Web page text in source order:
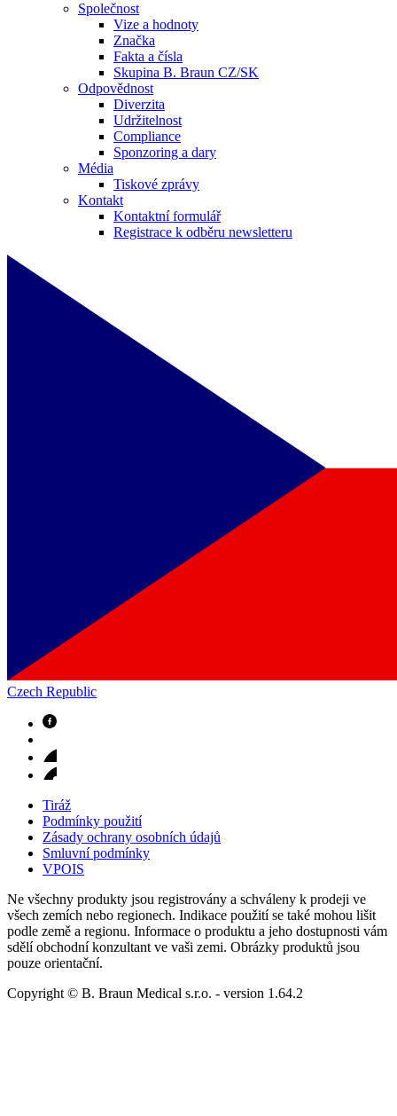
Společnost
Vize a hodnoty
Značka
Fakta a čísla
Skupina B. Braun CZ/SK
Odpovědnost
Diverzita
Udržitelnost
Compliance
Sponzoring a dary
Média
Tiskové zprávy
Kontakt
Kontaktní formulář
Registrace k odběru newsletteru
Czech Republic
Tiráž
Podmínky použití
Zásady ochrany osobních údajů
Smluvní podmínky
VPOIS
Ne všechny produkty jsou registrovány a schváleny k prodeji ve
všech zemích nebo regionech. Indikace použití se také mohou lišit
podle země a regionu. Informace o produktu a jeho dostupnosti vám
sdělí obchodní konzultant ve vaši zemi. Obrázky produktů jsou
pouze orientační.
Copyright © B. Braun Medical s.r.o. - version 1.64.2